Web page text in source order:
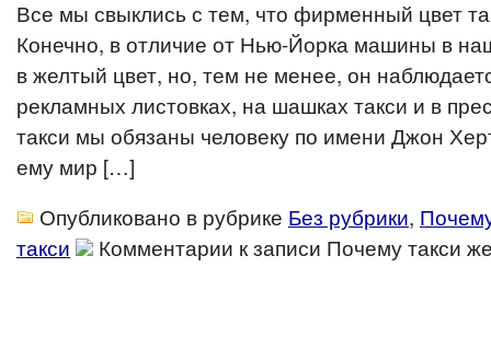
Все мы свыклись с тем, что фирменный цвет
Конечно, в отличие от Нью-Йорка машины в
в желтый цвет, но, тем не менее, он
рекламных листовках, на шашках такси и в
такси мы обязаны человеку по имени Джон
ему мир […]
Опубликовано в рубрике Без рубрики,
такси
Комментарии к записи Почему такси